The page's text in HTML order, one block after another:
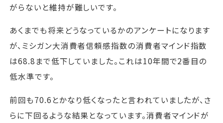
がらないと維持が難しいです。
あくまでも将来どうなっているかのアンケートになります
が、ミシガン大消費者信頼感指数の消費者マインド指数
は68.8まで低下していました。これは10年間で2番目の
低水準です。
前回も70.6とかなり低くなったと言われていましたが、さ
らに下回るような結果となっています。消費者マインドが